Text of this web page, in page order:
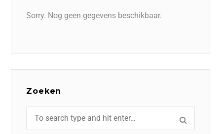
Sorry. Nog geen gegevens beschikbaar.
Zoeken